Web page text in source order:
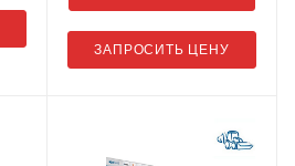
ЗАПРОСИТЬ ЦЕНУ